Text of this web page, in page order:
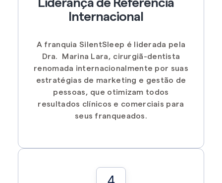
Liderança de Referência
Internacional
A franquia SilentSleep é liderada pela
Dra. Marina Lara, cirurgiã-dentista
renomada internacionalmente por suas
estratégias de marketing e gestão de
pessoas, que otimizam todos
resultados clínicos e comerciais para
seus franqueados.